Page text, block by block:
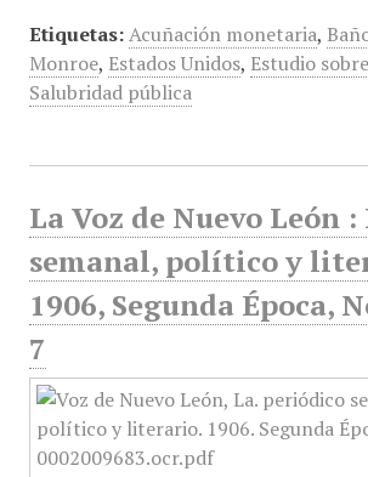
Etiquetas: Acuñación monetaria,
Monroe, Estados Unidos, Estudio
Salubridad pública
La Voz de Nuevo León
semanal, político y
1906, Segunda Época,
7